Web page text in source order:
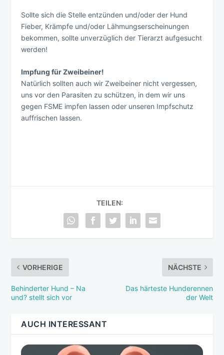
Sollte sich die Stelle entzünden und/oder der Hund
Fieber, Krämpfe und/oder Lähmungserscheinungen
bekommen, sollte unverzüglich der Tierarzt aufgesucht
werden!
Impfung für Zweibeiner!
Natürlich sollten auch wir Zweibeiner nicht vergessen,
uns vor den Parasiten zu schützen, in dem wir uns
gegen FSME impfen lassen oder unseren Impfschutz
auffrischen lassen.
TEILEN:
VORHERIGE
Behinderter Hund – Na
und? stellt sich vor
NÄCHSTE
Das härteste Hunderennen
der Welt
AUCH INTERESSANT